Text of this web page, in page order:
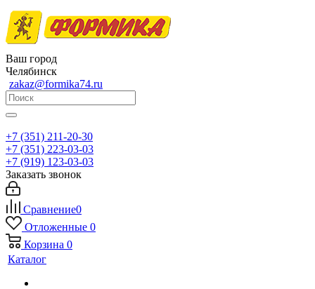
Ваш город
Челябинск
zakaz@formika74.ru
+7 (351) 211-20-30
+7 (351) 223-03-03
+7 (919) 123-03-03
Заказать звонок
Сравнение0
Отложенные 0
Корзина 0
Каталог